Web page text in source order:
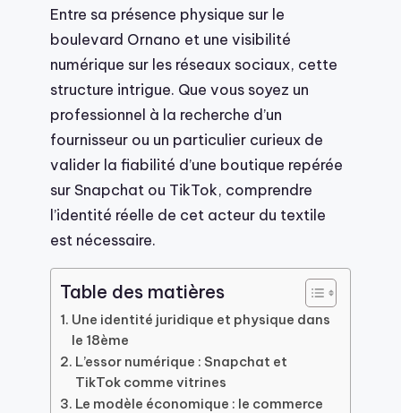
Entre sa présence physique sur le
boulevard Ornano et une visibilité
numérique sur les réseaux sociaux, cette
structure intrigue. Que vous soyez un
professionnel à la recherche d’un
fournisseur ou un particulier curieux de
valider la fiabilité d’une boutique repérée
sur Snapchat ou TikTok, comprendre
l’identité réelle de cet acteur du textile
est nécessaire.
Table des matières
Une identité juridique et physique dans
le 18ème
L’essor numérique : Snapchat et
TikTok comme vitrines
Le modèle économique : le commerce